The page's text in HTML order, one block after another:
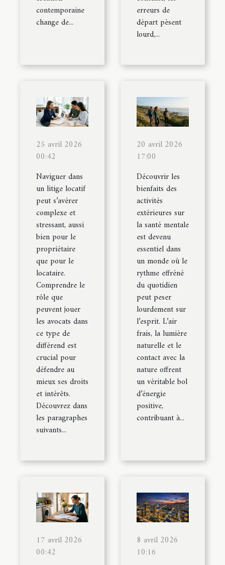
contemporaine
change de...
erreurs de
départ pèsent
lourd,...
25 avril 2026
00:42
Naviguer dans
un litige locatif
peut s’avérer
complexe et
stressant, aussi
bien pour le
propriétaire
que pour le
locataire.
Comprendre le
rôle que
peuvent jouer
les avocats dans
ce type de
différend est
crucial pour
défendre au
mieux ses droits
et intérêts.
Découvrez dans
les paragraphes
suivants...
20 avril 2026
17:00
Découvrir les
bienfaits des
activités
extérieures sur
la santé mentale
est devenu
essentiel dans
un monde où le
rythme effréné
du quotidien
peut peser
lourdement sur
l’esprit. L’air
frais, la lumière
naturelle et le
contact avec la
nature offrent
un véritable bol
d’énergie
positive,
contribuant à...
17 avril 2026
00:42
8 avril 2026
10:16